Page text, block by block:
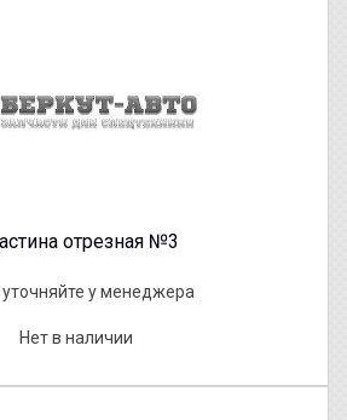
отрезная №3
уточняйте у менеджера
Нет в наличии